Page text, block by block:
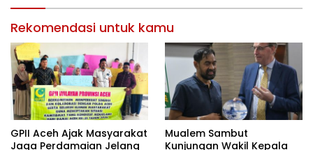
Rekomendasi untuk kamu
GPII Aceh Ajak Masyarakat
Jaga Perdamaian Jelang
Mualem Sambut
Kunjungan Wakil Kepala